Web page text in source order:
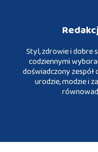
Styl, zdrowie i dobre
codziennymi
doświadczony zespół
urodzie, modzie i